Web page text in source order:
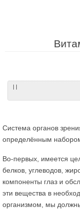
| |
Система органов
определённым
Во-первых, имеется
белков, углеводов,
компоненты глаз и
эти вещества в
организмом, мы должны